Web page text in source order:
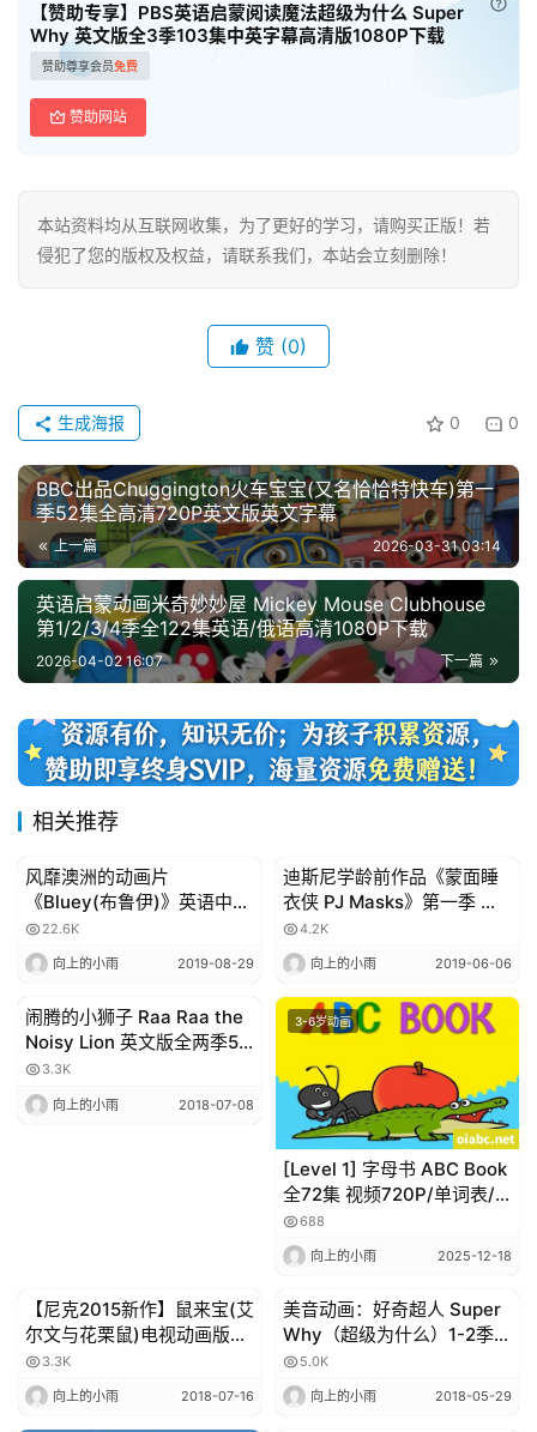
【赞助专享】PBS英语启蒙阅读魔法超级为什么 Super
Why 英文版全3季103集中英字幕高清版1080P下载
赞助尊享会员免费
赞助网站
本站资料均从互联网收集，为了更好的学习，请购买正版！若
侵犯了您的版权及权益，请联系我们，本站会立刻删除！
赞 (0)
0 0
生成海报
BBC出品Chuggington火车宝宝(又名恰恰特快车)第一
季52集全高清720P英文版英文字幕
上一篇 2026-03-31 03:14
英语启蒙动画米奇妙妙屋 Mickey Mouse Clubhouse
第1/2/3/4季全122集英语/俄语高清1080P下载
下一篇
2026-04-02 16:07
相关推荐
3-6岁动画
风靡澳洲的动画片
《Bluey(布鲁伊)》英语中字
1080p版本，第一季共52集
22.6K
向上的小雨 2019-08-29
3-6岁动画
迪斯尼学龄前作品《蒙面睡
衣侠 PJ Masks》第一季 第
二季完整版 免费下载
4.2K
向上的小雨 2019-06-06
3-6岁动画
闹腾的小狮子 Raa Raa the
Noisy Lion 英文版全两季52
集3.3K
向上的小雨 2018-07-08
3-6岁动画
[Level 1] 字母书 ABC Book
全72集 视频720P/单词表/
绘本/音频百度下载
688
向上的小雨 2025-12-18
3-6岁动画
【尼克2015新作】鼠来宝(艾
尔文与花栗鼠)电视动画版和
剧场版 ALVINNN and The
Chipmunks 英文字幕 高清
720P
3.3K
向上的小雨 2018-07-16
3-6岁动画
美音动画：好奇超人 Super
Why（超级为什么）1-2季全
80集 mp4 附MP3音频 百度
网盘下载
5.0K
向上的小雨 2018-05-29